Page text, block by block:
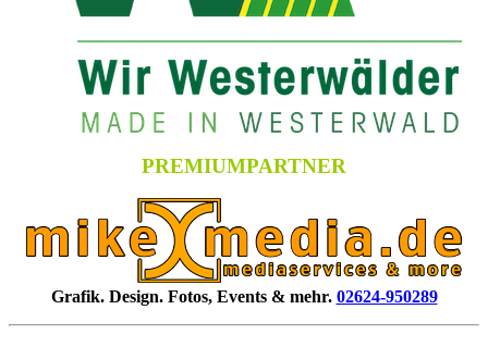
PREMIUMPARTNER
Grafik. Design. Fotos, Events & mehr. 02624-950289